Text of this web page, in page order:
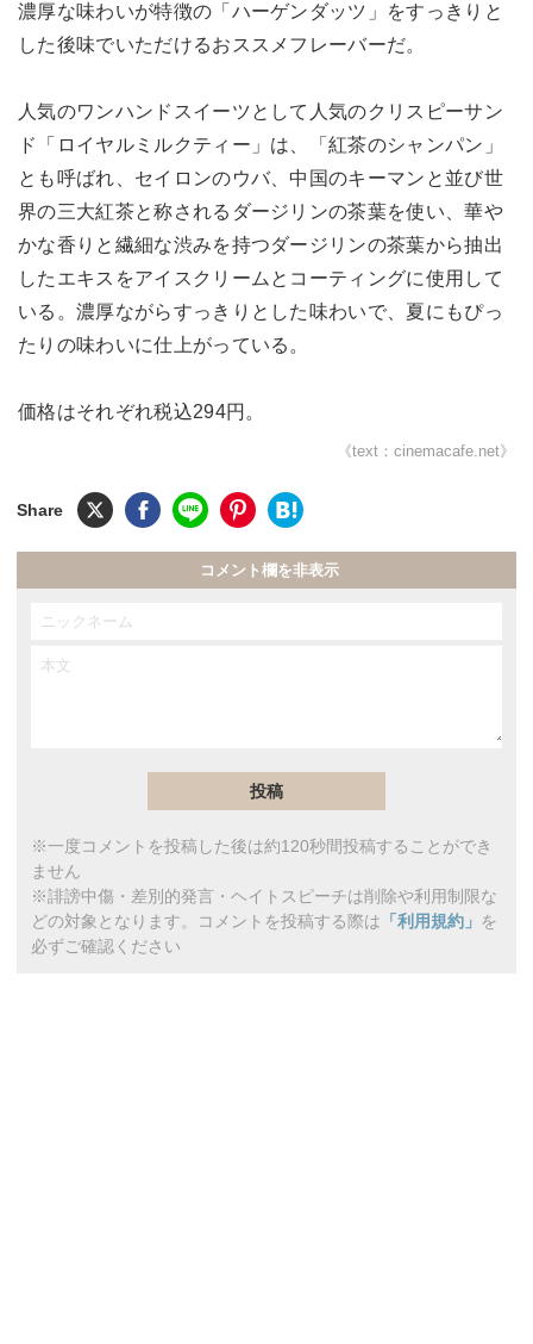
濃厚な味わいが特徴の「ハーゲンダッツ」をすっきりと
した後味でいただけるおススメフレーバーだ。
人気のワンハンドスイーツとして人気のクリスピーサン
ド「ロイヤルミルクティー」は、「紅茶のシャンパン」
とも呼ばれ、セイロンのウバ、中国のキーマンと並び世
界の三大紅茶と称されるダージリンの茶葉を使い、華や
かな香りと繊細な渋みを持つダージリンの茶葉から抽出
したエキスをアイスクリームとコーティングに使用して
いる。濃厚ながらすっきりとした味わいで、夏にもぴっ
たりの味わいに仕上がっている。
価格はそれぞれ税込294円。
《text：cinemacafe.net》
コメント欄を非表示
※一度コメントを投稿した後は約120秒間投稿することができ
ません
※誹謗中傷・差別的発言・ヘイトスピーチは削除や利用制限な
どの対象となります。コメントを投稿する際は 「利用規約」 を
必ずご確認ください